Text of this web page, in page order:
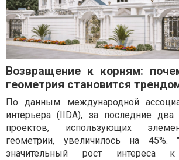
Возвращение к корням:
геометрия становится
По данным международной
интерьера (IIDA), за последние два
проектов, использующих
геометрии, увеличилось на
значительный рост интереса